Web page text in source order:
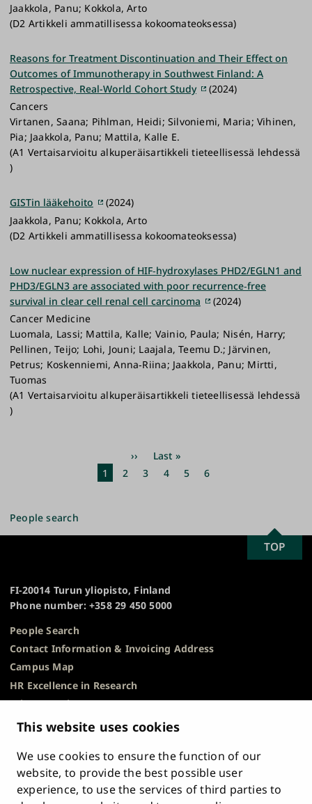
This website uses cookies
We use cookies to ensure the function of our
website, to provide the best possible user
experience, to use the services of third parties to
Jaakkola, Panu; Kokkola, Arto
(D2 Artikkeli ammatillisessa kokoomateoksessa)
Reasons for Treatment Discontinuation and Their Effect on
Outcomes of Immunotherapy in Southwest Finland: A
Retrospective, Real-World Cohort Study
(2024)
Cancers
Virtanen, Saana; Pihlman, Heidi; Silvoniemi, Maria; Vihinen,
Pia; Jaakkola, Panu; Mattila, Kalle E.
(A1 Vertaisarvioitu alkuperäisartikkeli tieteellisessä lehdessä
)
GISTin lääkehoito
(2024)
Jaakkola, Panu; Kokkola, Arto
(D2 Artikkeli ammatillisessa kokoomateoksessa)
Low nuclear expression of HIF‐hydroxylases PHD2/EGLN1 and
PHD3/EGLN3 are associated with poor recurrence‐free
survival in clear cell renal cell carcinoma
(2024)
Cancer Medicine
Luomala, Lassi; Mattila, Kalle; Vainio, Paula; Nisén, Harry;
Pellinen, Teijo; Lohi, Jouni; Laajala, Teemu D.; Järvinen,
Petrus; Koskenniemi, Anna‐Riina; Jaakkola, Panu; Mirtti,
Tuomas
(A1 Vertaisarvioitu alkuperäisartikkeli tieteellisessä lehdessä
)
Next
page
››
Last
page
Last »
Current
1 Page
2 Page
3 Page
4 Page
5 Page
6
People search
FI-20014 Turun yliopisto, Finland
Phone number: +358 29 450 5000
People Search
Contact Information & Invoicing Address
Campus Map
HR Excellence in Research
Privacy Notice
Description of Document Publicity & Information
Requests
Whistleblowing
Accessibility Statement
Feedback
SCROLL
TO
TOP